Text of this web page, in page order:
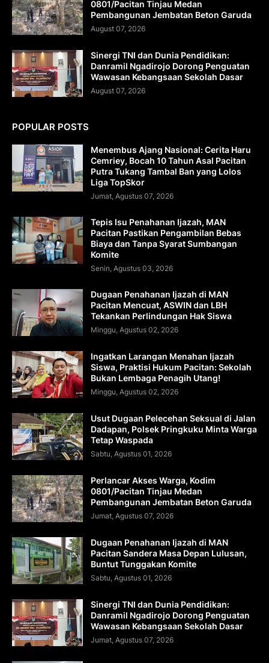
0801/Pacitan Tinjau Medan
Pembangunan Jembatan Beton Garuda
August 07, 2026
Sinergi TNI dan Dunia Pendidikan:
Danramil Ngadirojo Dorong Penguatan
Wawasan Kebangsaan Sekolah Dasar
August 07, 2026
POPULAR POSTS
Menembus Ajang Nasional: Cerita Haru
Cemriey, Bocah 10 Tahun Asal Pacitan
Putra Tukang Tambal Ban yang Lolos
Liga TopSkor
Jumat, Agustus 07, 2026
Tepis Isu Penahanan Ijazah, MAN
Pacitan Pastikan Pengambilan Bebas
Biaya dan Tanpa Syarat Sumbangan
Komite
Senin, Agustus 03, 2026
Dugaan Penahanan Ijazah di MAN
Pacitan Mencuat, ASWIN dan LBH
Tekankan Perlindungan Hak Siswa
Minggu, Agustus 02, 2026
Ingatkan Larangan Menahan Ijazah
Siswa, Praktisi Hukum Pacitan: Sekolah
Bukan Lembaga Penagih Utang!
Minggu, Agustus 02, 2026
Usut Dugaan Pelecehan Seksual di Jalan
Dadapan, Polsek Pringkuku Minta Warga
Tetap Waspada
Sabtu, Agustus 01, 2026
Perlancar Akses Warga, Kodim
0801/Pacitan Tinjau Medan
Pembangunan Jembatan Beton Garuda
Jumat, Agustus 07, 2026
Dugaan Penahanan Ijazah di MAN
Pacitan Sandera Masa Depan Lulusan,
Buntut Tunggakan Komite
Sabtu, Agustus 01, 2026
Sinergi TNI dan Dunia Pendidikan:
Danramil Ngadirojo Dorong Penguatan
Wawasan Kebangsaan Sekolah Dasar
Jumat, Agustus 07, 2026